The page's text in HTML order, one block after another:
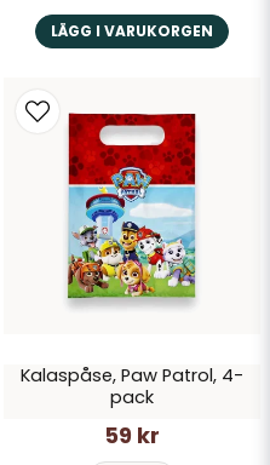
LÄGG I VARUKORGEN
Kalaspåse, Paw Patrol, 4-
pack
59 kr